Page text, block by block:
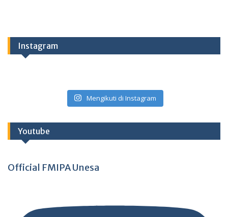
Instagram
Mengikuti di Instagram
Youtube
Official FMIPA Unesa